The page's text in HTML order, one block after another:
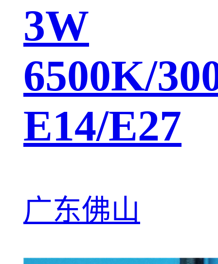
3W
6500K/
E14/E27
广东佛山